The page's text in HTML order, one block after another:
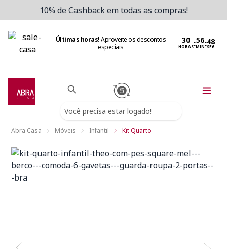
10% de Cashback em todas as compras!
Últimas horas!Aproveite os descontos
especiais
HORAS:MIN:SEG
Você precisa estar logado!
Abra Casa Móveis Infantil Kit Quarto